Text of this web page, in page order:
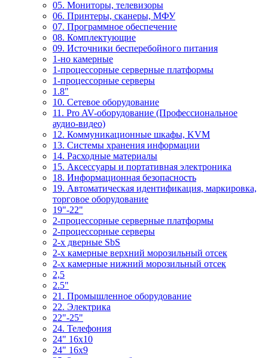
05. Мониторы, телевизоры
06. Принтеры, сканеры, МФУ
07. Программное обеспечение
08. Комплектующие
09. Источники бесперебойного питания
1-но камерные
1-процессорные серверные платформы
1-процессорные серверы
1.8"
10. Сетевое оборудование
11. Pro AV-оборудование (Профессиональное
аудио-видео)
12. Коммуникационные шкафы, KVM
13. Системы хранения информации
14. Расходные материалы
15. Аксессуары и портативная электроника
18. Информационная безопасность
19. Автоматическая идентификация, маркировка,
торговое оборудование
19"-22"
2-процессорные серверные платформы
2-процессорные серверы
2-х дверные SbS
2-х камерные верхний морозильный отсек
2-х камерные нижний морозильный отсек
2,5
2.5"
21. Промышленное оборудование
22. Электрика
22"-25"
24. Телефония
24" 16x10
24" 16x9